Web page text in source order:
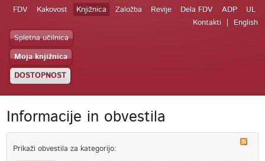
FDV Kakovost Knjižnica Založba Revije Dela FDV ADP
UL
Kontakti
English
Spletna učilnica
Moja knjižnica
DOSTOPNOST
Informacije in obvestila
Prikaži obvestila za kategorijo: